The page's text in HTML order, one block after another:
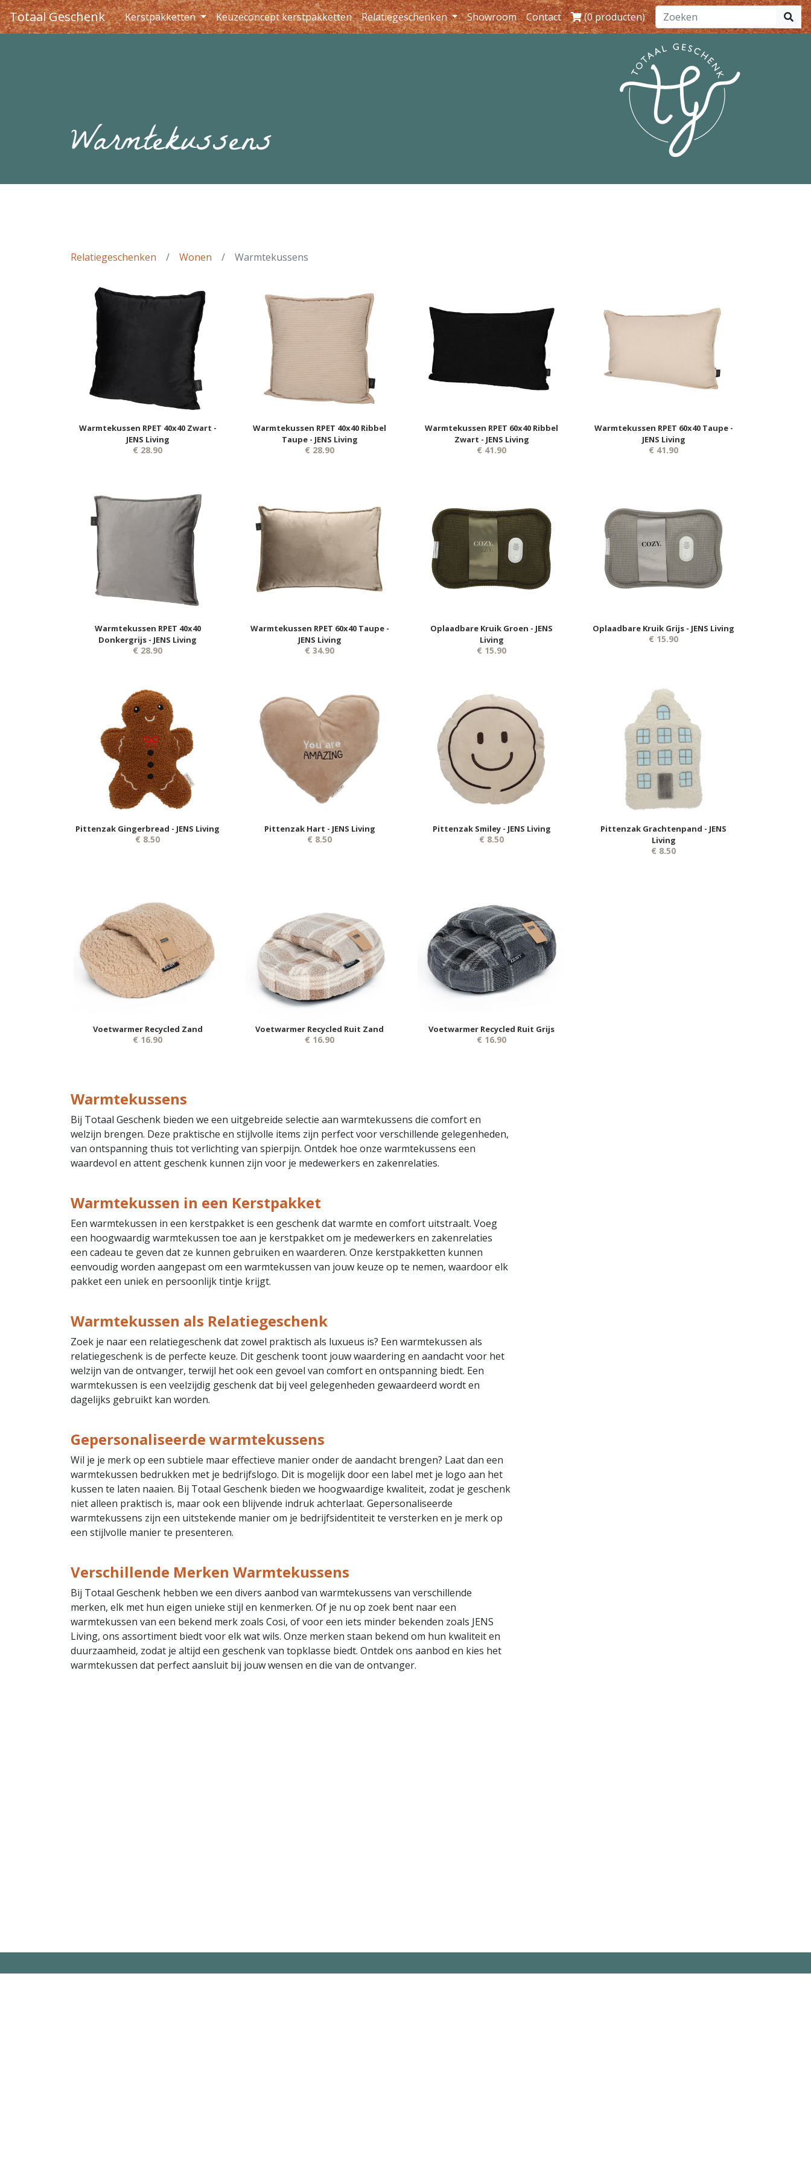
Totaal Geschenk Kerstpakketten Keuzeconcept kerstpakketten Relatiegeschenken Showroom Contact (0 producten)
Warmtekussens
Relatiegeschenken Wonen Warmtekussens
Warmtekussen RPET 40x40 Zwart -
JENS Living
€ 28.90
Warmtekussen RPET 40x40 Ribbel
Taupe - JENS Living
€ 28.90
Warmtekussen RPET 60x40 Ribbel
Zwart - JENS Living
€ 41.90
Warmtekussen RPET 60x40 Taupe -
JENS Living
€ 41.90
Warmtekussen RPET 40x40
Donkergrijs - JENS Living
€ 28.90
Warmtekussen RPET 60x40 Taupe -
JENS Living
€ 34.90
Oplaadbare Kruik Groen - JENS
Living
€ 15.90
Oplaadbare Kruik Grijs - JENS Living
€ 15.90
Pittenzak Gingerbread - JENS Living
€ 8.50
Pittenzak Hart - JENS Living
€ 8.50
Pittenzak Smiley - JENS Living
€ 8.50
Pittenzak Grachtenpand - JENS
Living
€ 8.50
Voetwarmer Recycled Zand
€ 16.90
Voetwarmer Recycled Ruit Zand
€ 16.90
Voetwarmer Recycled Ruit Grijs
€ 16.90
Warmtekussens
Bij Totaal Geschenk bieden we een uitgebreide selectie aan warmtekussens die comfort en
welzijn brengen. Deze praktische en stijlvolle items zijn perfect voor verschillende gelegenheden,
van ontspanning thuis tot verlichting van spierpijn. Ontdek hoe onze warmtekussens een
waardevol en attent geschenk kunnen zijn voor je medewerkers en zakenrelaties.
Warmtekussen in een Kerstpakket
Een warmtekussen in een kerstpakket is een geschenk dat warmte en comfort uitstraalt. Voeg
een hoogwaardig warmtekussen toe aan je kerstpakket om je medewerkers en zakenrelaties
een cadeau te geven dat ze kunnen gebruiken en waarderen. Onze kerstpakketten kunnen
eenvoudig worden aangepast om een warmtekussen van jouw keuze op te nemen, waardoor elk
pakket een uniek en persoonlijk tintje krijgt.
Warmtekussen als Relatiegeschenk
Zoek je naar een relatiegeschenk dat zowel praktisch als luxueus is? Een warmtekussen als
relatiegeschenk is de perfecte keuze. Dit geschenk toont jouw waardering en aandacht voor het
welzijn van de ontvanger, terwijl het ook een gevoel van comfort en ontspanning biedt. Een
warmtekussen is een veelzijdig geschenk dat bij veel gelegenheden gewaardeerd wordt en
dagelijks gebruikt kan worden.
Gepersonaliseerde warmtekussens
Wil je je merk op een subtiele maar effectieve manier onder de aandacht brengen? Laat dan een
warmtekussen bedrukken met je bedrijfslogo. Dit is mogelijk door een label met je logo aan het
kussen te laten naaien. Bij Totaal Geschenk bieden we hoogwaardige kwaliteit, zodat je geschenk
niet alleen praktisch is, maar ook een blijvende indruk achterlaat. Gepersonaliseerde
warmtekussens zijn een uitstekende manier om je bedrijfsidentiteit te versterken en je merk op
een stijlvolle manier te presenteren.
Verschillende Merken Warmtekussens
Bij Totaal Geschenk hebben we een divers aanbod van warmtekussens van verschillende
merken, elk met hun eigen unieke stijl en kenmerken. Of je nu op zoek bent naar een
warmtekussen van een bekend merk zoals Cosi, of voor een iets minder bekenden zoals JENS
Living, ons assortiment biedt voor elk wat wils. Onze merken staan bekend om hun kwaliteit en
duurzaamheid, zodat je altijd een geschenk van topklasse biedt. Ontdek ons aanbod en kies het
warmtekussen dat perfect aansluit bij jouw wensen en die van de ontvanger.